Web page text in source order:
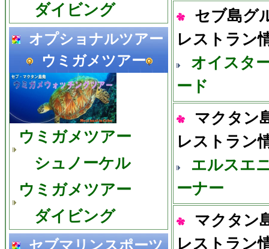
ダイビング
オプショナルツアー
ウミガメツアー
ウミガメツアー
シュノーケル
ウミガメツアー
ダイビング
セブマリンスポーツ
セブ島グ
レストラン
オイスタ
ード
マクタン
レストラン
エルスエ
ーナー
マクタン
レストラン